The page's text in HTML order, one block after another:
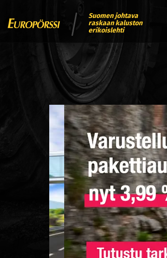
Suomen johtava
raskaan kaluston
erikoislehti